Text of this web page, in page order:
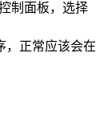
制面板，选择
，正常应该会在